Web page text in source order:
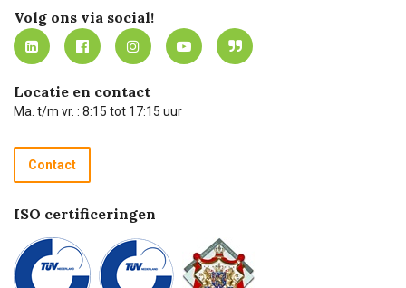
Werken bij Carel Lurvink
MVO
Mijn Carel Lurvink
Mijn Carel Lurvink instructievideo's
Carel Lurvink App
Hulp op afstand
Technische dienst
Recycle programma
Betalen
Innovation LAB
Tevreden klanten
Carel Lurvink Blog
Carel de podcast
Volg ons via social!
Locatie en contact
Ma. t/m vr. : 8:15 tot 17:15 uur
Contact
ISO certificeringen